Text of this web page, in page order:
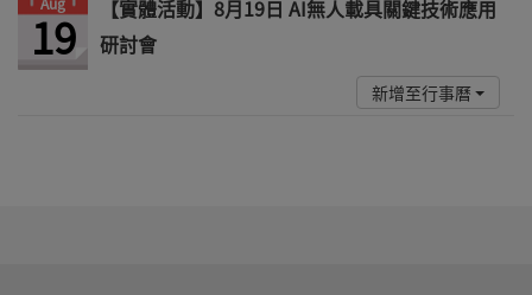
19
【實體活動】8月19日 AI無人載具關鍵技術應用
研討會
新增至行事曆